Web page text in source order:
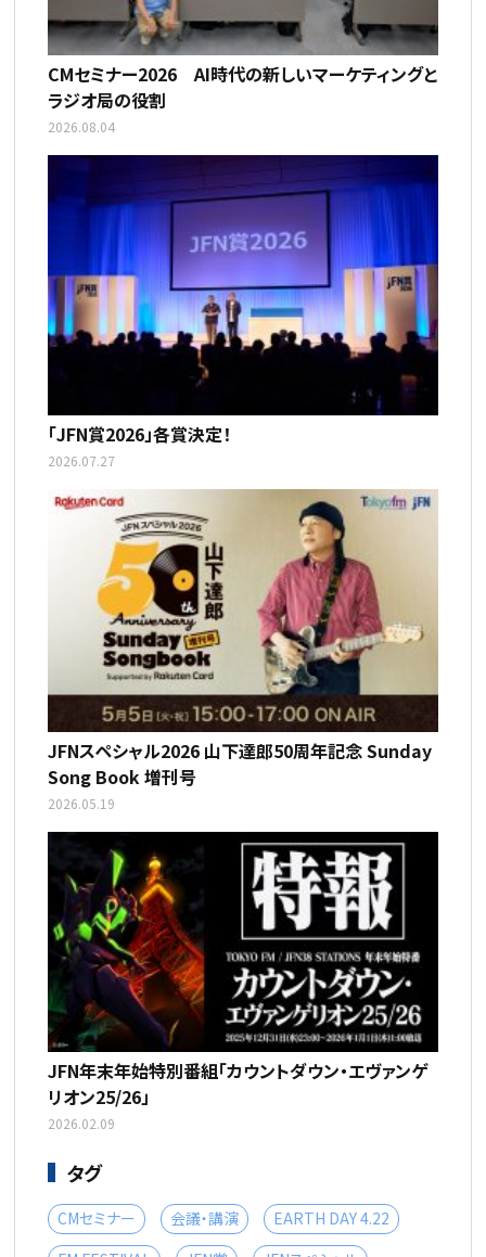
CMセミナー2026 AI時代の新しいマーケティングと
ラジオ局の役割
2026.08.04
「JFN賞2026」各賞決定！
2026.07.27
JFNスペシャル2026 山下達郎50周年記念 Sunday
Song Book 増刊号
2026.05.19
JFN年末年始特別番組「カウントダウン・エヴァンゲ
リオン25/26」
2026.02.09
タグ
CMセミナー 会議・講演
EARTH DAY 4.22